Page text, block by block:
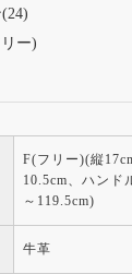
ー)
F(フリー)(縦
10.5cm、ハンド
～119.5cm)
牛革